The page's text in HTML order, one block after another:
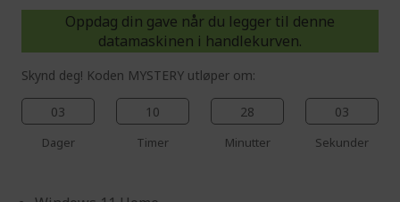
Oppdag din gave når du legger til denne
datamaskinen i handlekurven.
Skynd deg! Koden MYSTERY utløper om:
03
Dager
10
Timer
28
Minutter
02
Sekunder